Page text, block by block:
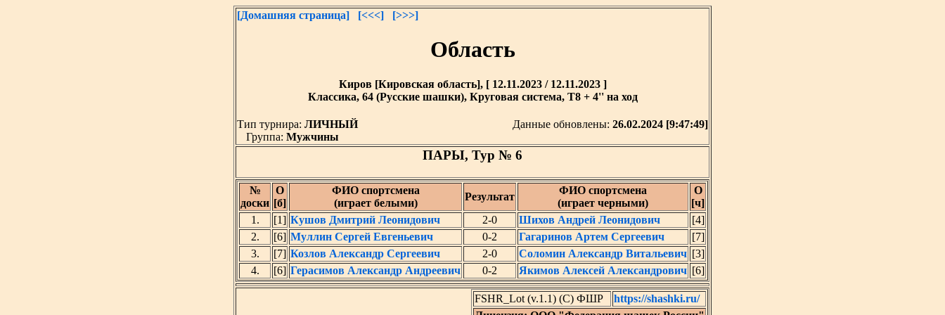
[Домашняя страница] [<<<] [>>>]
Область
Киров [Кировская область], [ 12.11.2023 / 12.11.2023 ]
Классика, 64 (Русские шашки), Круговая система, T8 + 4'' на ход
Тип турнира: ЛИЧНЫЙ Данные обновлены: 26.02.2024 [9:47:49]
Группа: Мужчины
ПАРЫ, Тур № 6
№
доски
O
[б]
ФИО спортсмена
(играет белыми)
Результат
ФИО спортсмена
(играет черными)
О
[ч]
1.
[1] Кушов Дмитрий Леонидович 2-0 Шихов Андрей Леонидович
[4]
2.
[6] Муллин Сергей Евгеньевич 0-2 Гагаринов Артем Сергеевич
[7]
3.
[7] Козлов Александр Сергеевич 2-0 Соломин Александр Витальевич [3]
4.
[6] Герасимов Александр Андреевич 0-2 Якимов Алексей Александрович [6]
FSHR_Lot (v.1.1) (C) ФШР
https://shashki.ru/